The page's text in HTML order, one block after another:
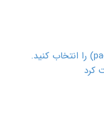
کرد